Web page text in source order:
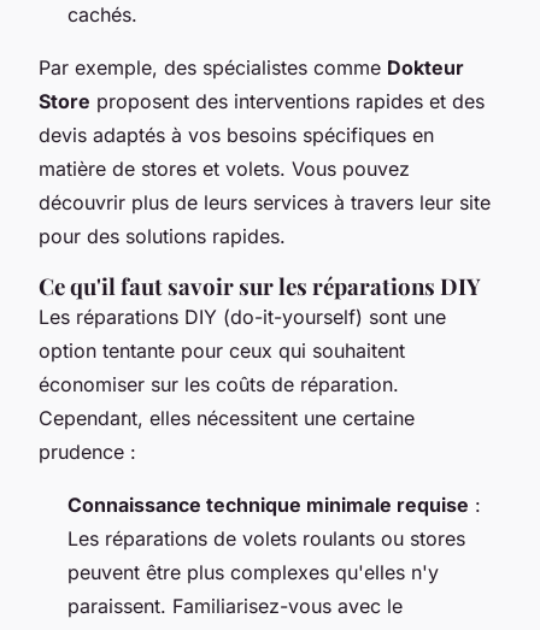
cachés.
Par exemple, des spécialistes comme Dokteur
Store proposent des interventions rapides et des
devis adaptés à vos besoins spécifiques en
matière de stores et volets. Vous pouvez
découvrir plus de leurs services à travers leur site
pour des solutions rapides.
Ce qu'il faut savoir sur les réparations DIY
Les réparations DIY (do-it-yourself) sont une
option tentante pour ceux qui souhaitent
économiser sur les coûts de réparation.
Cependant, elles nécessitent une certaine
prudence :
Connaissance technique minimale requise :
Les réparations de volets roulants ou stores
peuvent être plus complexes qu'elles n'y
paraissent. Familiarisez-vous avec le